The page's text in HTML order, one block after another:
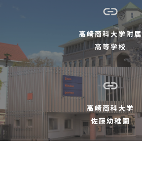
高崎商科大学附属
高等学校
高崎商科大学
佐藤幼稚園